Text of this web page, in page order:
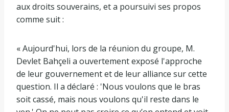
aux droits souverains, et a poursuivi ses propos
comme suit :
« Aujourd'hui, lors de la réunion du groupe, M.
Devlet Bahçeli a ouvertement exposé l'approche
de leur gouvernement et de leur alliance sur cette
question. Il a déclaré : 'Nous voulons que le bras
soit cassé, mais nous voulons qu'il reste dans le